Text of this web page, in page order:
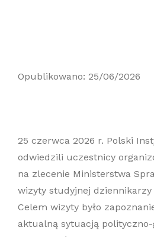
Opublikowano: 25/06/2026
25 czerwca 2026 r. Polski
odwiedzili uczestnicy
na zlecenie Ministerstwa
wizyty studyjnej dziennikarzy
Celem wizyty było
aktualną sytuacją